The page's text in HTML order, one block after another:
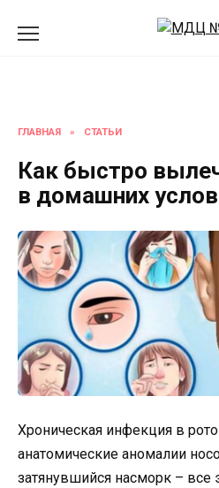
ГЛАВНАЯ » СТАТЬИ
Как быстро
в домашних
Хроническая инфекция в
анатомические аномалии
затянувшийся насморк – все